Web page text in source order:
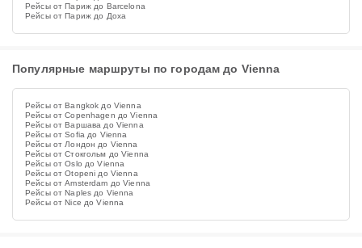
Рейсы от Париж до Barcelona
Рейсы от Париж до Доха
Популярные маршруты по городам до Vienna
Рейсы от Bangkok до Vienna
Рейсы от Copenhagen до Vienna
Рейсы от Варшава до Vienna
Рейсы от Sofia до Vienna
Рейсы от Лондон до Vienna
Рейсы от Стокгольм до Vienna
Рейсы от Oslo до Vienna
Рейсы от Otopeni до Vienna
Рейсы от Amsterdam до Vienna
Рейсы от Naples до Vienna
Рейсы от Nice до Vienna